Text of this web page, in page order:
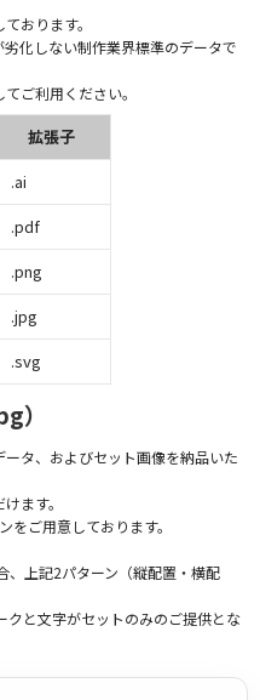
おります。
化しない制作業界標準のデータで
ご利用ください。
拡張子
.ai
.pdf
.png
.jpg
.svg
）
タ、およびセット画像を納品いた
ます。
をご用意しております。
上記2パターン（縦配置・横配
と文字がセットのみのご提供とな